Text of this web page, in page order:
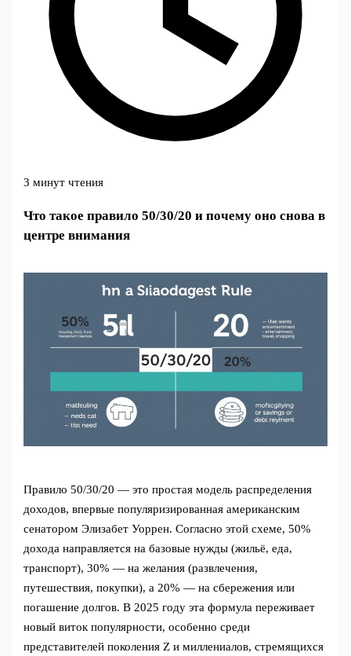
3 минут чтения
Что такое правило 50/30/20 и почему оно снова в
центре внимания
Правило 50/30/20 — это простая модель распределения
доходов, впервые популяризированная американским
сенатором Элизабет Уоррен. Согласно этой схеме, 50%
дохода направляется на базовые нужды (жильё, еда,
транспорт), 30% — на желания (развлечения,
путешествия, покупки), а 20% — на сбережения или
погашение долгов. В 2025 году эта формула переживает
новый виток популярности, особенно среди
представителей поколения Z и миллениалов, стремящихся